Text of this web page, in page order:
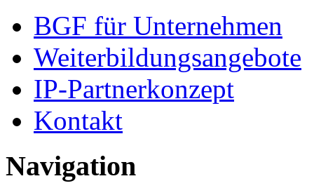
BGF für Unternehmen
Weiterbildungsangebote
IP-Partnerkonzept
Kontakt
Navigation